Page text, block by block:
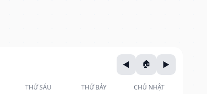
THỨ SÁU THỨ BẢY
CHỦ NHẬT